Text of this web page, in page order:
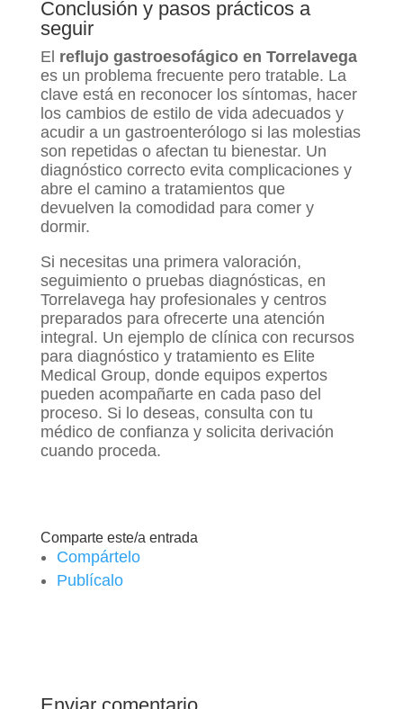
Conclusión y pasos prácticos a
seguir
El reflujo gastroesofágico en Torrelavega
es un problema frecuente pero tratable. La
clave está en reconocer los síntomas, hacer
los cambios de estilo de vida adecuados y
acudir a un gastroenterólogo si las molestias
son repetidas o afectan tu bienestar. Un
diagnóstico correcto evita complicaciones y
abre el camino a tratamientos que
devuelven la comodidad para comer y
dormir.
Si necesitas una primera valoración,
seguimiento o pruebas diagnósticas, en
Torrelavega hay profesionales y centros
preparados para ofrecerte una atención
integral. Un ejemplo de clínica con recursos
para diagnóstico y tratamiento es Elite
Medical Group, donde equipos expertos
pueden acompañarte en cada paso del
proceso. Si lo deseas, consulta con tu
médico de confianza y solicita derivación
cuando proceda.
Comparte este/a entrada
Compártelo
Publícalo